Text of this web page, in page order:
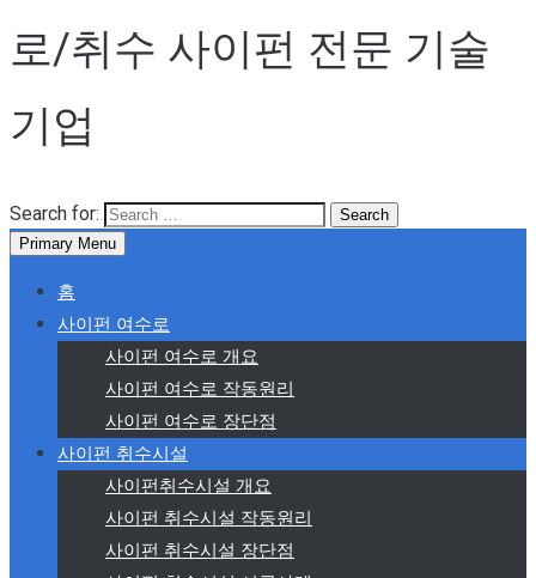
로/취수 사이펀 전문 기술
기업
Search for:
Primary Menu
홈
사이펀 여수로
사이펀 여수로 개요
사이펀 여수로 작동원리
사이펀 여수로 장단점
사이펀 취수시설
사이펀취수시설 개요
사이펀 취수시설 작동원리
사이펀 취수시설 장단점